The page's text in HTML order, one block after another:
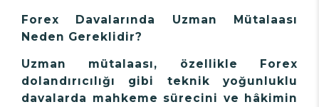
Forex Davalarında Uzman Mütalaası
Neden Gereklidir?
Uzman mütalaası, özellikle Forex
dolandırıcılığı gibi teknik yoğunluklu
davalarda mahkeme sürecini ve hâkimin